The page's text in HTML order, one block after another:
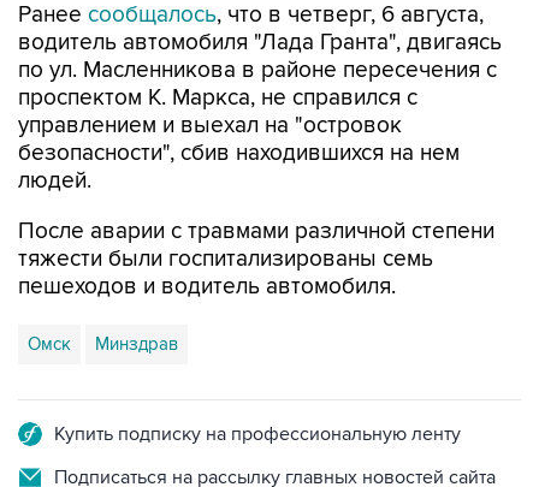
Ранее сообщалось, что в четверг, 6 августа,
водитель автомобиля "Лада Гранта", двигаясь
по ул. Масленникова в районе пересечения с
проспектом К. Маркса, не справился с
управлением и выехал на "островок
безопасности", сбив находившихся на нем
людей.
После аварии с травмами различной степени
тяжести были госпитализированы семь
пешеходов и водитель автомобиля.
Омск Минздрав
Купить подписку на профессиональную ленту
Подписаться на рассылку главных новостей сайта